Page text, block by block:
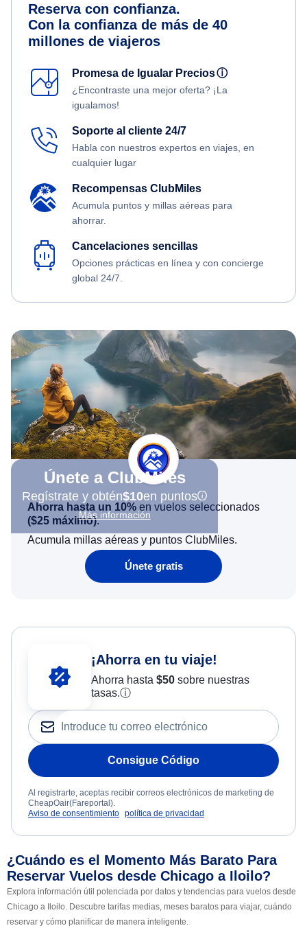
Reserva con confianza.
Con la confianza de más de 40
millones de viajeros
Promesa de Igualar Preciosⓘ
¿Encontraste una mejor oferta? ¡La
igualamos!
Soporte al cliente 24/7
Habla con nuestros expertos en viajes, en
cualquier lugar
Recompensas ClubMiles
Acumula puntos y millas aéreas para
ahorrar.
Cancelaciones sencillas
Opciones prácticas en línea y con concierge
global 24/7.
Únete a ClubMiles
Regístrate y obtén$10en puntos
Más información
Ahorra hasta un 10% en vuelos seleccionados
($25 máximo).
Acumula millas aéreas y puntos ClubMiles.
Únete gratis
¡Ahorra en tu viaje!
Ahorra hasta $50sobre nuestras
tasas.ⓘ
Consigue Código
Al registrarte, aceptas recibir correos electrónicos de marketing de
CheapOair(Fareportal).
Aviso de consentimiento política de privacidad
¿Cuándo es el Momento Más Barato Para
Reservar Vuelos desde Chicago a Iloilo?
Explora información útil potenciada por datos y tendencias para vuelos desde
Chicago a Iloilo. Descubre tarifas medias, meses baratos para viajar, cuándo
reservar y cómo planificar de manera inteligente.